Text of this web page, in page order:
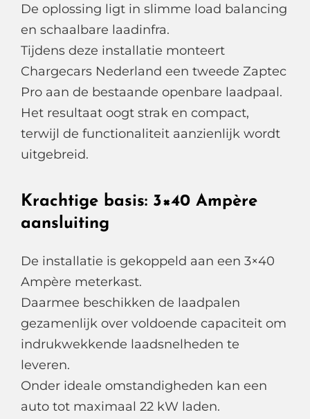
De oplossing ligt in slimme load balancing
en schaalbare laadinfra.
Tijdens deze installatie monteert
Chargecars Nederland een tweede Zaptec
Pro aan de bestaande openbare laadpaal.
Het resultaat oogt strak en compact,
terwijl de functionaliteit aanzienlijk wordt
uitgebreid.
Krachtige basis: 3×40 Ampère
aansluiting
De installatie is gekoppeld aan een 3×40
Ampère meterkast.
Daarmee beschikken de laadpalen
gezamenlijk over voldoende capaciteit om
indrukwekkende laadsnelheden te
leveren.
Onder ideale omstandigheden kan een
auto tot maximaal 22 kW laden.